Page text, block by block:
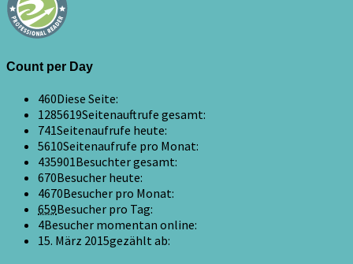
Count per Day
460Diese Seite:
1285619Seitenauftrufe gesamt:
741Seitenaufrufe heute:
5610Seitenaufrufe pro Monat:
435901Besuchter gesamt:
670Besucher heute:
4670Besucher pro Monat:
659Besucher pro Tag:
4Besucher momentan online:
15. März 2015gezählt ab: